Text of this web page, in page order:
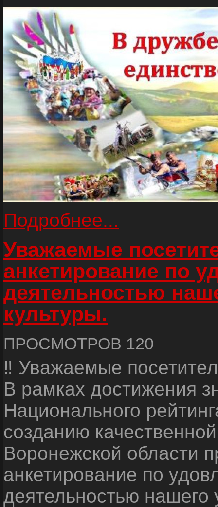
Подробнее...
Уважаемые
анкетирование по
деятельностью
культуры.
ПРОСМОТРОВ 120
‼ Уважаемые
В рамках достижения
Национального
созданию
Воронежской области
анкетирование по
деятельностью нашего